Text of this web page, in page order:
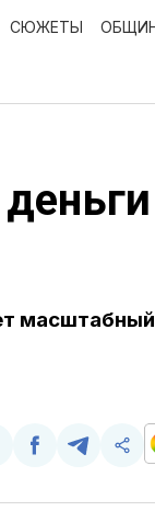
СЮЖЕТЫ
Поделиться
FacebookTelegram